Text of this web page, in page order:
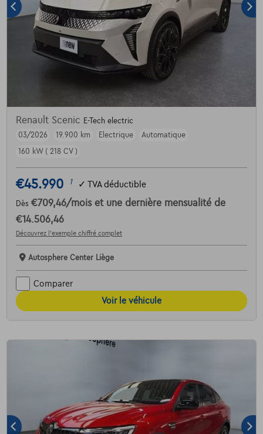
Renault Scenic E-Tech electric
03/2026
19.900 km Electrique
Automatique
160 kW ( 218 CV )
€45.990 1 ✓ TVA déductible
Dès €709,46/mois et une dernière mensualité de
€14.506,46
Découvrez l’exemple chiffré complet
Autosphere Center Liège
Comparer
Voir le véhicule